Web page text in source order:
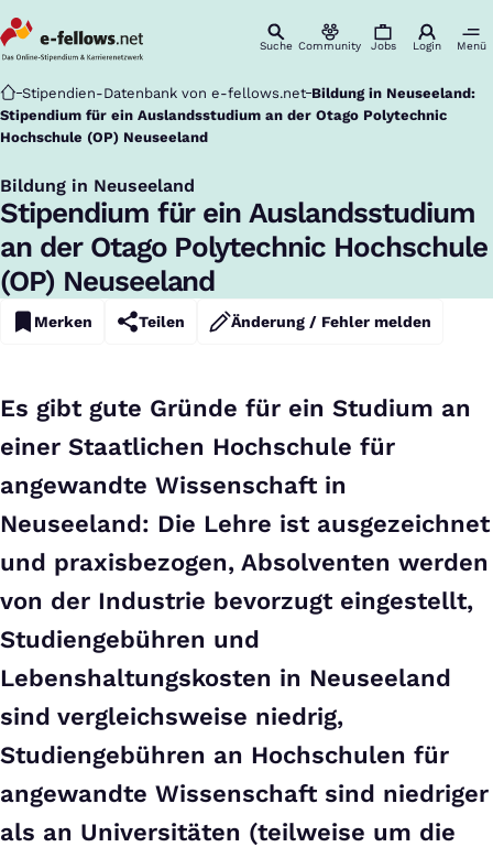
Suche Community Jobs Login Menü
Startseite
Stipendien-Datenbank von e-fellows.net Bildung in Neuseeland:
Stipendium für ein Auslandsstudium an der Otago Polytechnic
Hochschule (OP) Neuseeland
Bildung in Neuseeland
:
Stipendium für ein Auslandsstudium
an der Otago Polytechnic Hochschule
(OP) Neuseeland
Merken Teilen Änderung / Fehler melden
Es gibt gute Gründe für ein Studium an
einer Staatlichen Hochschule für
angewandte Wissenschaft in
Neuseeland: Die Lehre ist ausgezeichnet
und praxisbezogen, Absolventen werden
von der Industrie bevorzugt eingestellt,
Studiengebühren und
Lebenshaltungskosten in Neuseeland
sind vergleichsweise niedrig,
Studiengebühren an Hochschulen für
angewandte Wissenschaft sind niedriger
als an Universitäten (teilweise um die